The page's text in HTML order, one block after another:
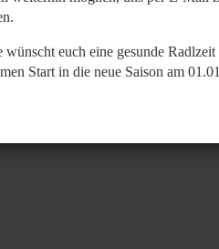
wünscht euch eine gesunde
Start in die neue Saison am